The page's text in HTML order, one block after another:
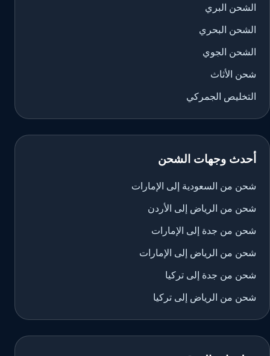
الشحن البري
الشحن البحري
الشحن الجوي
شحن الأثاث
التخليص الجمركي
أحدث وجهات الشحن
شحن من السعودية إلى الإمارات
شحن من الرياض إلى الأردن
شحن من جدة إلى الإمارات
شحن من الرياض إلى الإمارات
شحن من جدة إلى تركيا
شحن من الرياض إلى تركيا